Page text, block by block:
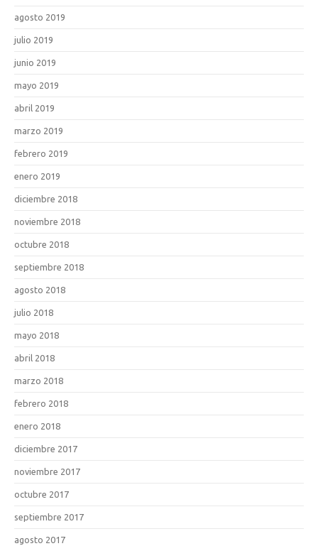
agosto 2019
julio 2019
junio 2019
mayo 2019
abril 2019
marzo 2019
febrero 2019
enero 2019
diciembre 2018
noviembre 2018
octubre 2018
septiembre 2018
agosto 2018
julio 2018
mayo 2018
abril 2018
marzo 2018
febrero 2018
enero 2018
diciembre 2017
noviembre 2017
octubre 2017
septiembre 2017
agosto 2017